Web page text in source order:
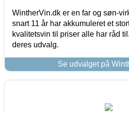
WintherVin.dk er en far og søn-
snart 11 år har akkumuleret et
kvalitetsvin til priser alle har råd
deres udvalg.
Se udvalget på